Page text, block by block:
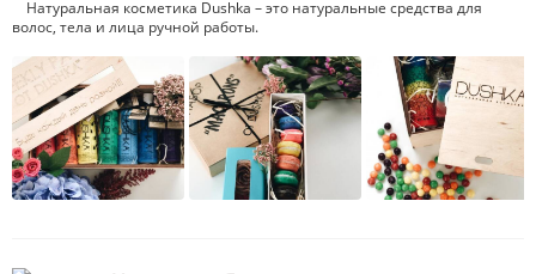
Натуральная косметика Dushka – это натуральные средства для
волос, тела и лица ручной работы.